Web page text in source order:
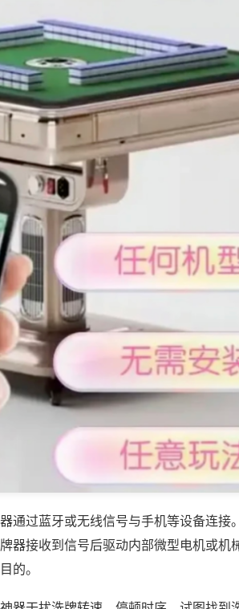
通过蓝牙或无线信号与手机等设备连接
器接收到信号后驱动内部微型电机或机
的。